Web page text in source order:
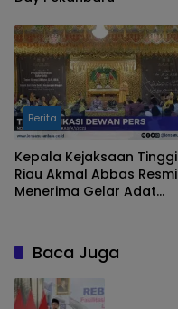
Berita
Kepala Kejaksaan Tinggi
Riau Akmal Abbas Resmi
Menerima Gelar Adat
Baca Juga